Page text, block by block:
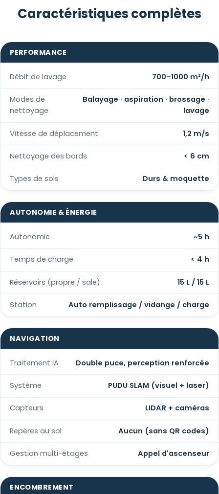
Caractéristiques complètes
PERFORMANCE
Débit de lavage 700–1000 m²/h
Modes de
nettoyage
Balayage · aspiration · brossage ·
lavage
Vitesse de déplacement 1,2 m/s
Nettoyage des bords < 6 cm
Types de sols Durs & moquette
AUTONOMIE & ÉNERGIE
Autonomie ~5 h
Temps de charge < 4 h
Réservoirs (propre / sale) 15 L / 15 L
Station Auto remplissage / vidange / charge
NAVIGATION
Traitement IA Double puce, perception renforcée
Système PUDU SLAM (visuel + laser)
Capteurs LIDAR + caméras
Repères au sol Aucun (sans QR codes)
Gestion multi-étages Appel d'ascenseur
ENCOMBREMENT